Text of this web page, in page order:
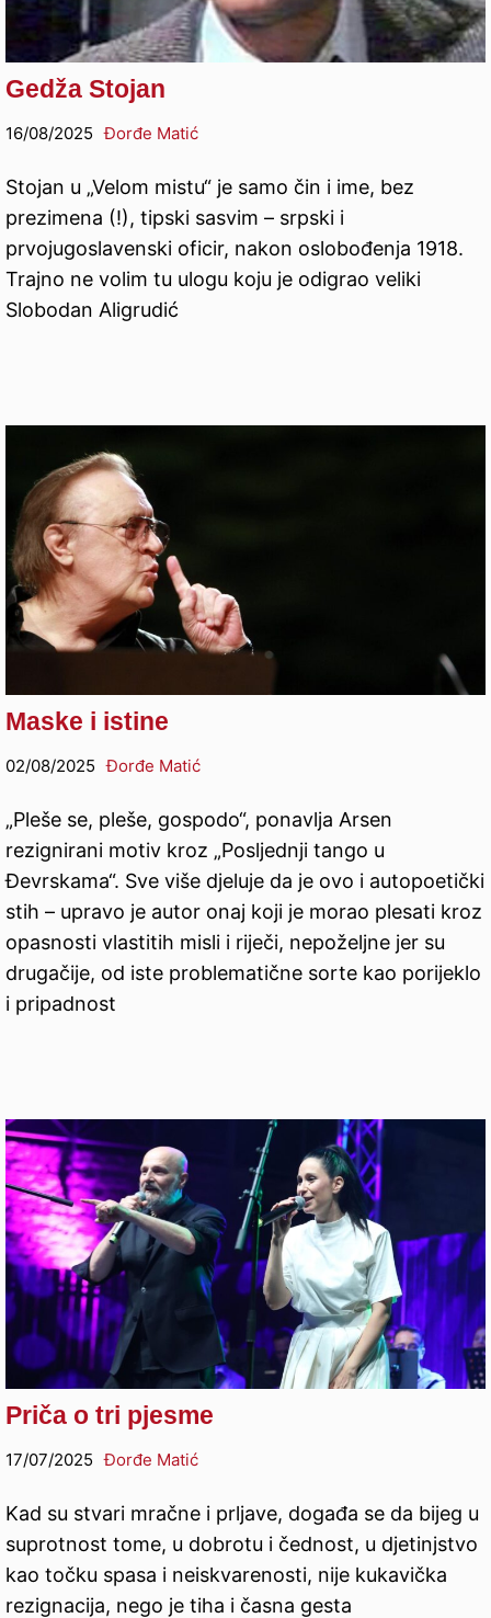
Gedža Stojan
16/08/2025 Đorđe Matić
Stojan u „Velom mistu“ je samo čin i ime, bez
prezimena (!), tipski sasvim – srpski i
prvojugoslavenski oficir, nakon oslobođenja 1918.
Trajno ne volim tu ulogu koju je odigrao veliki
Slobodan Aligrudić
Maske i istine
02/08/2025 Đorđe Matić
„Pleše se, pleše, gospodo“, ponavlja Arsen
rezignirani motiv kroz „Posljednji tango u
Đevrskama“. Sve više djeluje da je ovo i autopoetički
stih – upravo je autor onaj koji je morao plesati kroz
opasnosti vlastitih misli i riječi, nepoželjne jer su
drugačije, od iste problematične sorte kao porijeklo
i pripadnost
Priča o tri pjesme
17/07/2025 Đorđe Matić
Kad su stvari mračne i prljave, događa se da bijeg u
suprotnost tome, u dobrotu i čednost, u djetinjstvo
kao točku spasa i neiskvarenosti, nije kukavička
rezignacija, nego je tiha i časna gesta